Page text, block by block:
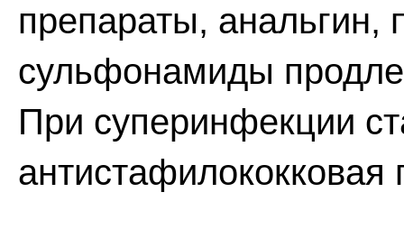
препараты, анальгин,
сульфонамиды
При суперинфекции
антистафилококковая